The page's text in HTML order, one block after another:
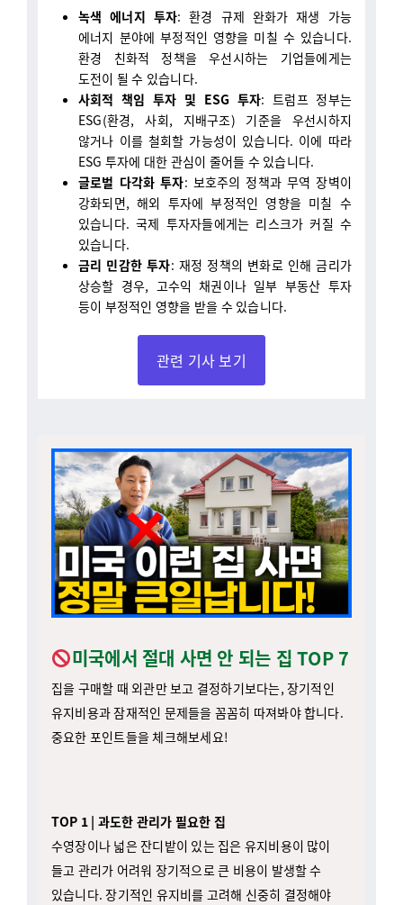
에너지 분야에 부정적인 영향을 미칠 수 있습니다.
환경 친화적 정책을 우선시하는 기업들에게는
도전이 될 수 있습니다.
사회적 책임 투자 및 ESG 투자
ESG(환경, 사회, 지배구조) 기준을 우선시하지
않거나 이를 철회할 가능성이 있습니다. 이에 따라
ESG 투자에 대한 관심이 줄어들 수 있습니다.
글로벌 다각화 투자 : 보호주의 정책과 무역 장벽이
강화되면, 해외 투자에 부정적인 영향을 미칠 수
있습니다. 국제 투자자들에게는 리스크가 커질 수
있습니다.
금리 민감한 투자
상승할 경우, 고수익 채권이나 일부 부동산 투자
등이 부정적인 영향을 받을 수 있습니다.
관련 기사 보기
집을 구매할 때 외관만 보고 결정하기보다는, 장기적인
유지비용과 잠재적인 문제들을 꼼꼼히 따져봐야 합니다.
중요한 포인트들을 체크해보세요!
수영장이나 넓은 잔디밭이 있는 집은 유지비용이 많이
들고 관리가 어려워 장기적으로 큰 비용이 발생할 수
있습니다. 장기적인 유지비를 고려해 신중히 결정해야
합니다.